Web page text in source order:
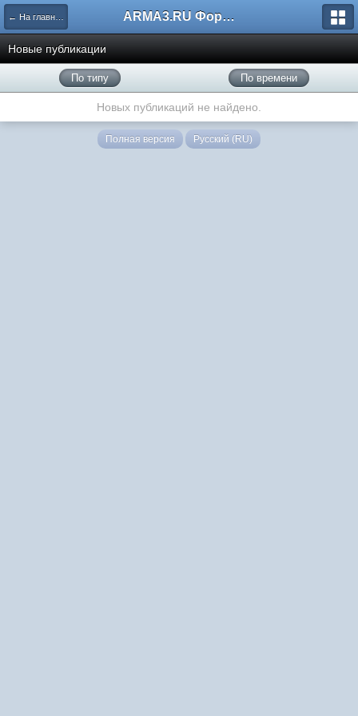
← На главную ARMA3.RU Форум
Новые публикации
По типу По времени
Новых публикаций не найдено.
Полная версия Русский (RU)